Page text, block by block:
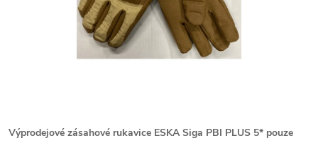
Výprodejové zásahové rukavice ESKA Siga PBI PLUS 5* pouze